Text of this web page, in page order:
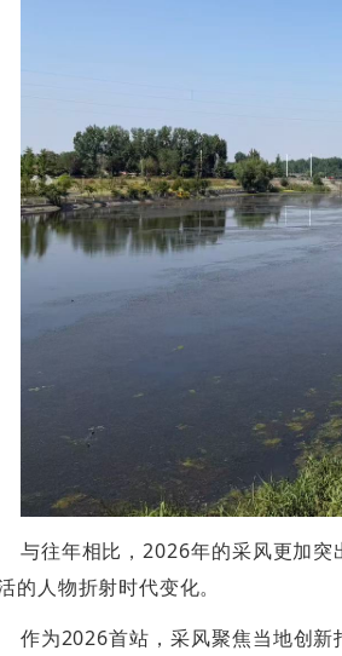
与往年相比，2026年的采风更加突
的人物折射时代变化。
作为2026首站，采风聚焦当地创新